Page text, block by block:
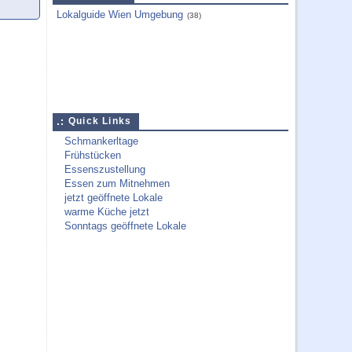
Lokalguide Wien Umgebung (38)
Quick Links
Schmankerltage
Frühstücken
Essenszustellung
Essen zum Mitnehmen
jetzt geöffnete Lokale
warme Küche jetzt
Sonntags geöffnete Lokale